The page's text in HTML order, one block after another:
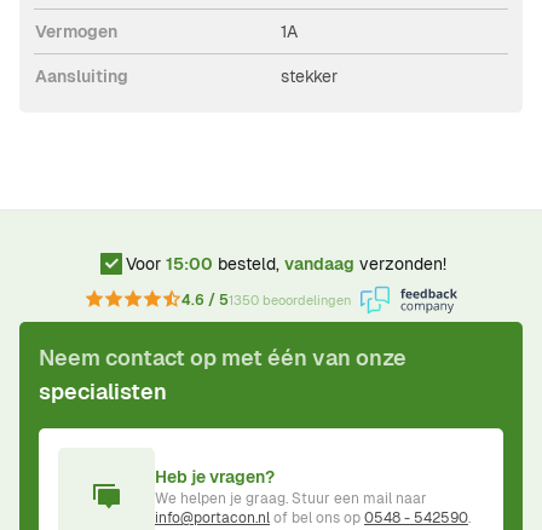
Vermogen 1A
Aansluiting stekker
Voor 15:00 besteld, vandaag verzonden!
4.6 / 51350 beoordelingen
Neem contact op met één van onze
specialisten
Heb je vragen?
We helpen je graag. Stuur een mail naar
info@portacon.nlof bel ons op0548 - 542590.